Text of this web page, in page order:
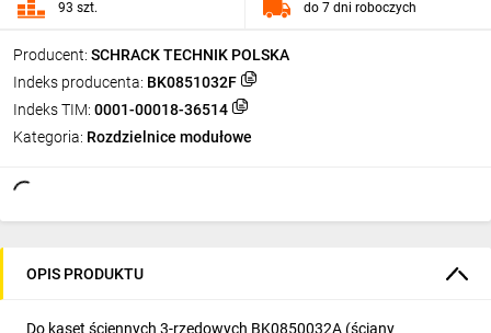
Producent: SCHRACK TECHNIK POLSKA
Indeks producenta: BK0851032F
Indeks TIM: 0001-00018-36514
Kategoria: Rozdzielnice modułowe
93 szt. do 7 dni roboczych
OPIS PRODUKTU
Do kaset ściennych 3-rzędowych BK0850032A (ściany